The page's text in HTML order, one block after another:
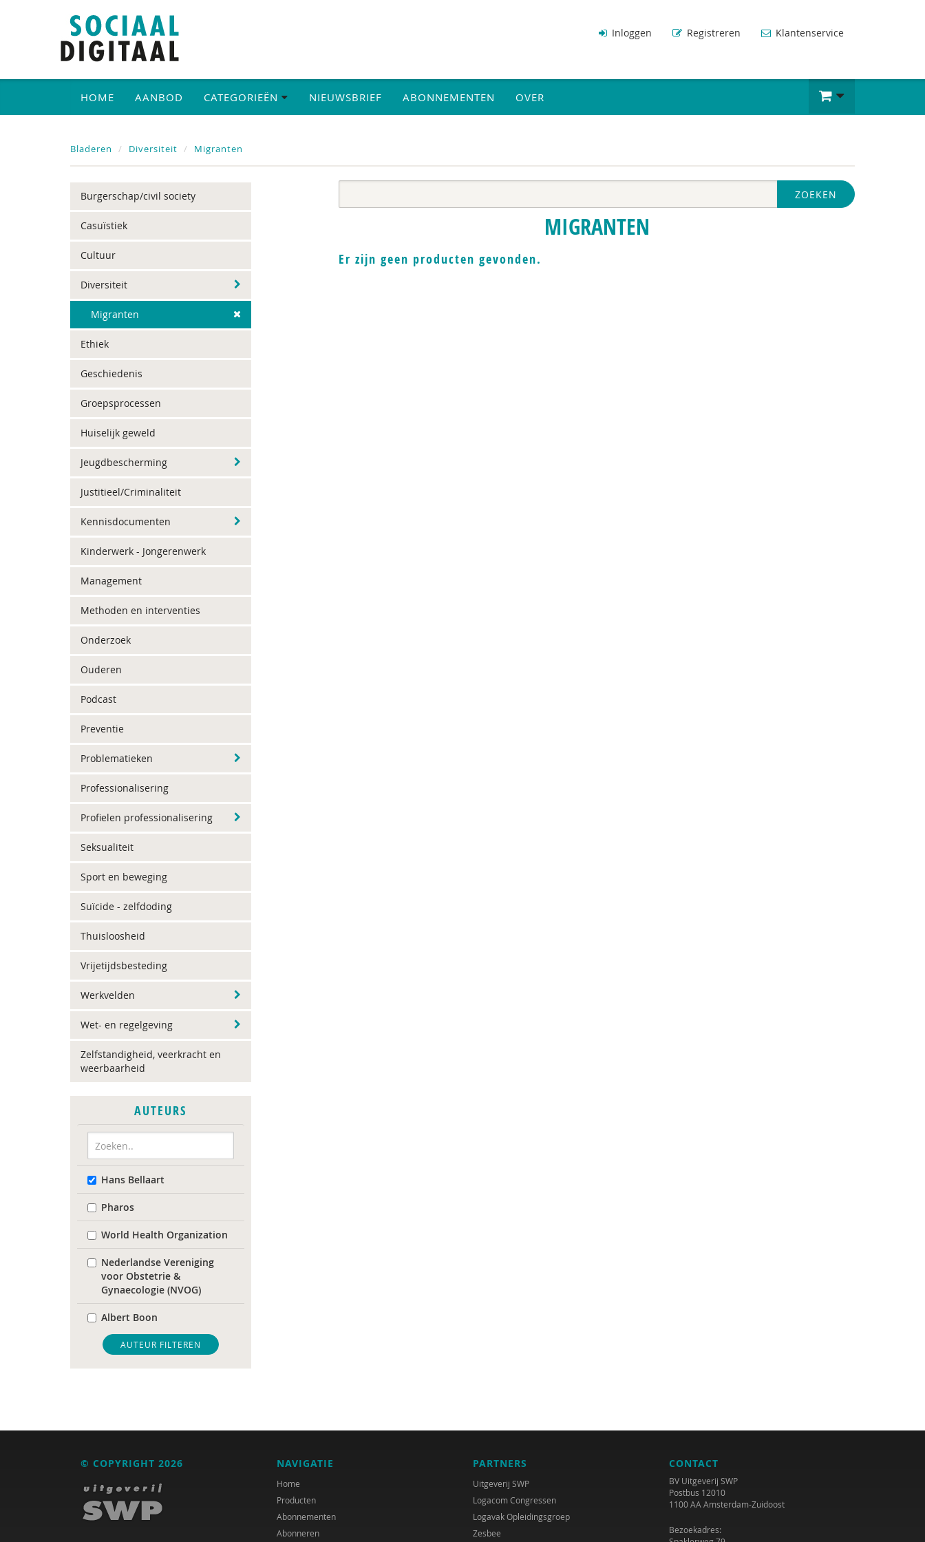
Inloggen Registreren Klantenservice
HOME AANBOD CATEGORIEËN NIEUWSBRIEF ABONNEMENTEN OVER
Bladeren Diversiteit Migranten
Burgerschap/civil society
Casuïstiek
Cultuur
Diversiteit
Migranten
Ethiek
Geschiedenis
Groepsprocessen
Huiselijk geweld
Jeugdbescherming
Justitieel/Criminaliteit
Kennisdocumenten
Kinderwerk - Jongerenwerk
Management
Methoden en interventies
Onderzoek
Ouderen
Podcast
Preventie
Problematieken
Professionalisering
Profielen professionalisering
Seksualiteit
Sport en beweging
Suïcide - zelfdoding
Thuisloosheid
Vrijetijdsbesteding
Werkvelden
Wet- en regelgeving
Zelfstandigheid, veerkracht en
weerbaarheid
AUTEURS
Hans Bellaart
Pharos
World Health Organization
Nederlandse Vereniging
voor Obstetrie &
Gynaecologie (NVOG)
Albert Boon
Sander Bot
Kaveh Bouteh
Jette C. van den Berg
Sjouk de Boer
Anna de Haan
AUTEUR FILTEREN
ZOEKEN
MIGRANTEN
Er zijn geen producten gevonden.
© COPYRIGHT 2026 NAVIGATIE
Home
Producten
Abonnementen
Abonneren
PARTNERS
Uitgeverij SWP
Logacom Congressen
Logavak Opleidingsgroep
Zesbee
CONTACT
BV Uitgeverij SWP
Postbus 12010
1100 AA Amsterdam-Zuidoost
Bezoekadres: